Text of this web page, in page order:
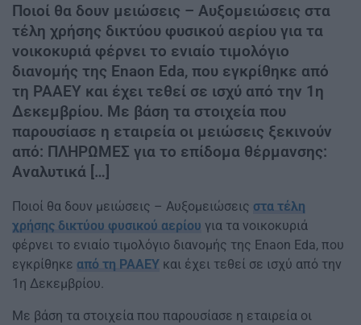
Ποιοί θα δουν μειώσεις – Αυξομειώσεις στα
τέλη χρήσης δικτύου φυσικού αερίου για τα
νοικοκυριά φέρνει το ενιαίο τιμολόγιο
διανομής της Enaon Eda, που εγκρίθηκε από
τη ΡΑΑΕΥ και έχει τεθεί σε ισχύ από την 1η
Δεκεμβρίου. Με βάση τα στοιχεία που
παρουσίασε η εταιρεία οι μειώσεις ξεκινούν
από: ΠΛΗΡΩΜΕΣ για το επίδομα θέρμανσης:
Αναλυτικά […]
Ποιοί θα δουν μειώσεις – Αυξομειώσεις στα τέλη
χρήσης δικτύου φυσικού αερίου για τα νοικοκυριά
φέρνει το ενιαίο τιμολόγιο διανομής της Enaon Eda, που
εγκρίθηκε από τη ΡΑΑΕΥ και έχει τεθεί σε ισχύ από την
1η Δεκεμβρίου.
Με βάση τα στοιχεία που παρουσίασε η εταιρεία οι